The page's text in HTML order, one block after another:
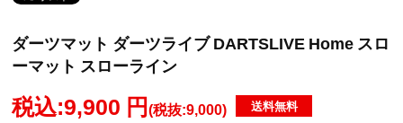
ダーツマット ダーツライブ DARTSLIVE Home スロ
ーマット スローライン
税込:9,900 円(税抜:9,000) 送料無料